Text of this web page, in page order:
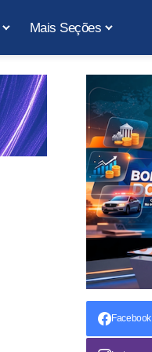
Mais Seções
Facebook